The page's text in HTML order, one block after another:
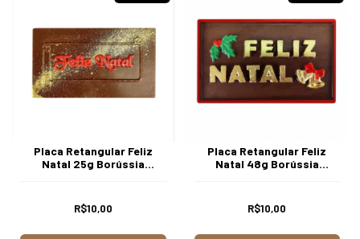
Placa Retangular Feliz
Natal 25g Borússia
R$10,00
Placa Retangular Feliz
Natal 48g Borússia
R$10,00